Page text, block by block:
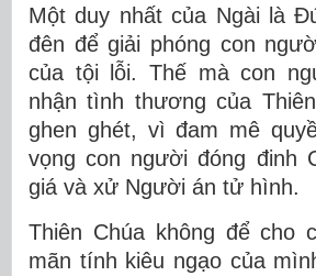
Một duy nhất của Ngài là
đên để giải phóng con
của tội lỗi. Thế mà con
nhận tình thương của
ghen ghét, vì đam mê
vọng con người đóng đinh
giá và xử Người án tử hình.
Thiên Chúa không để cho
mãn tính kiêu ngạo của